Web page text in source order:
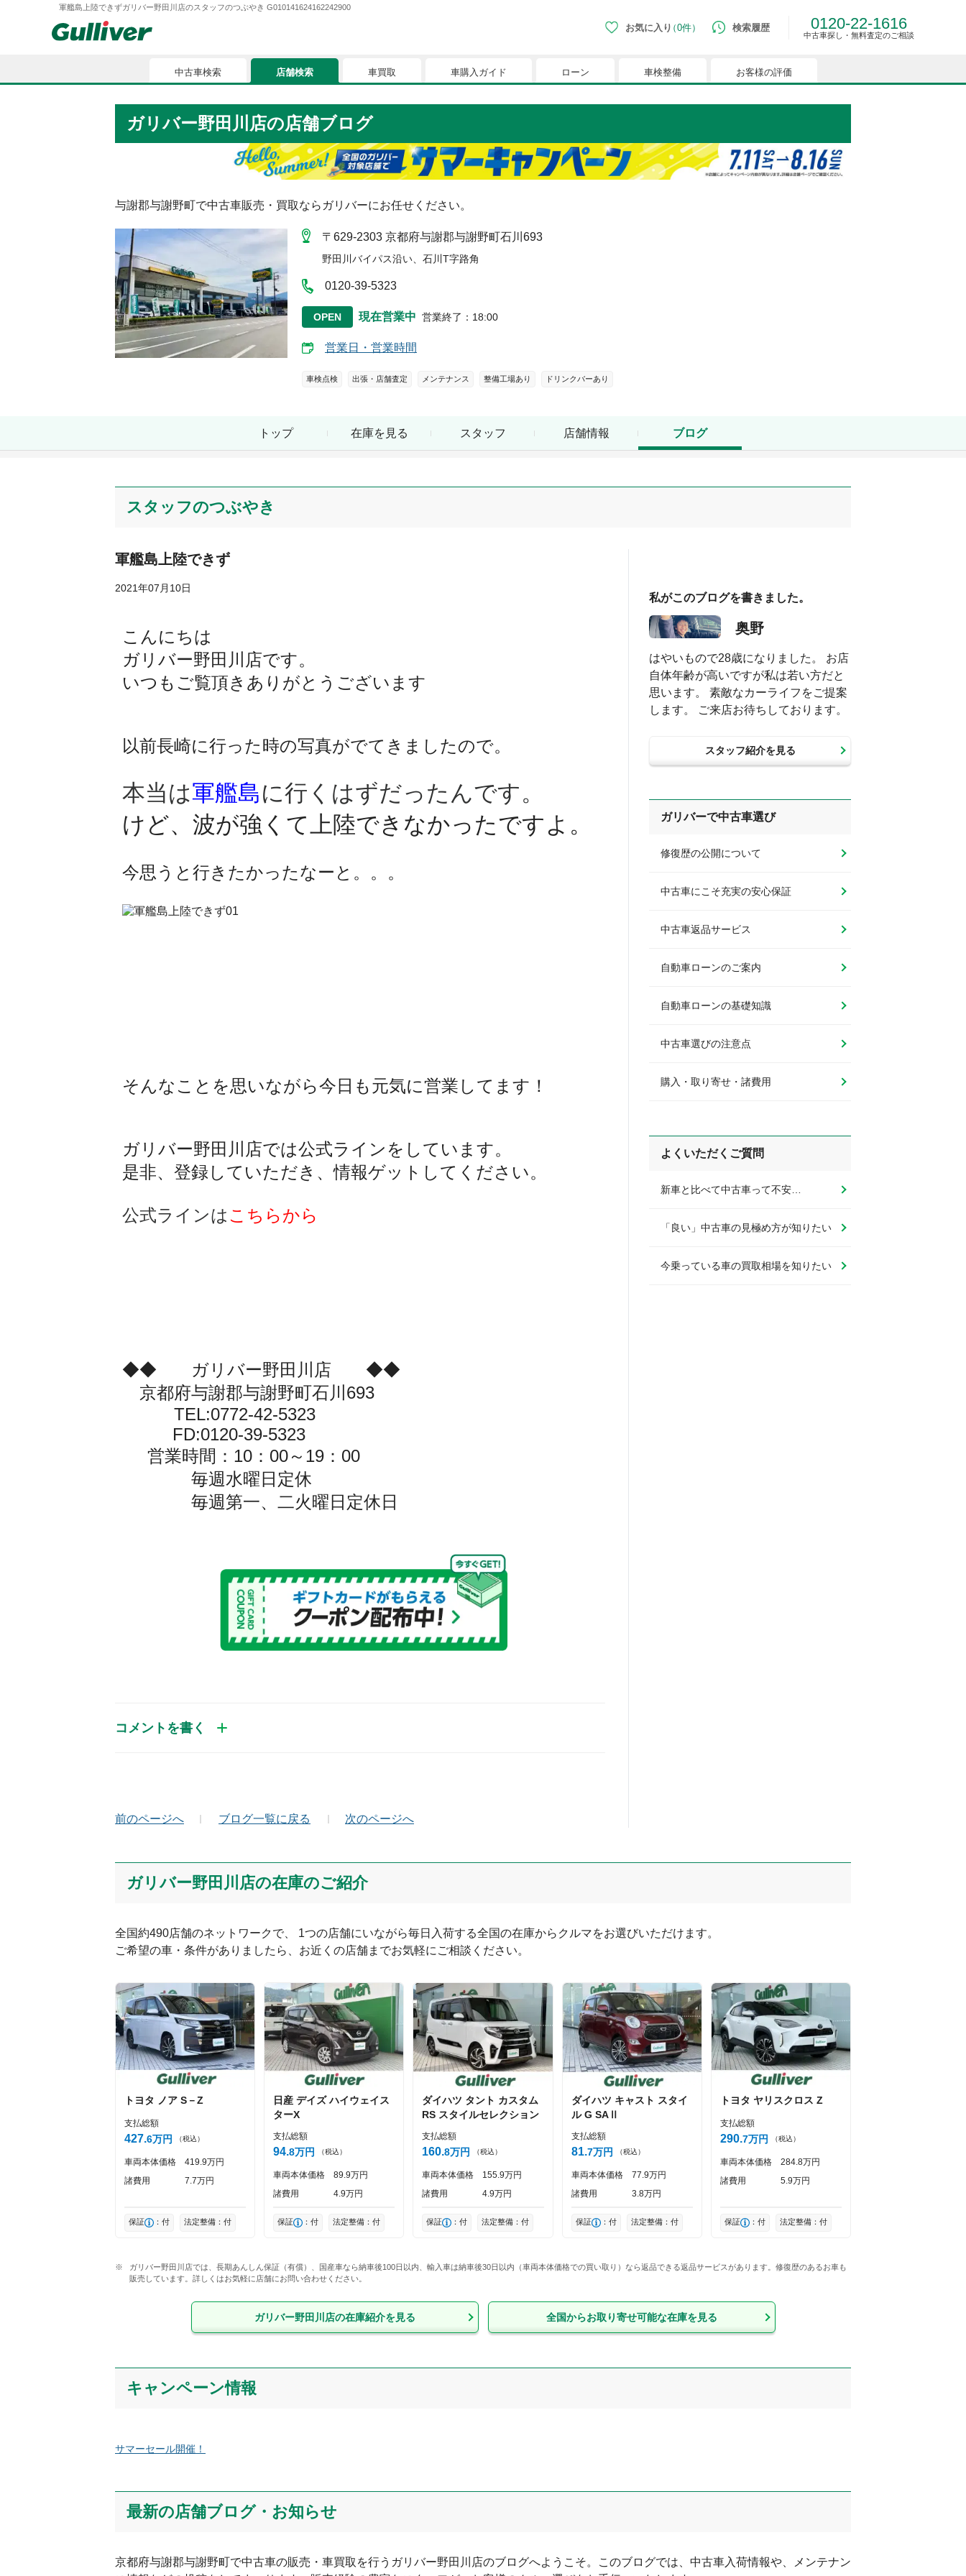
軍艦島上陸できずガリバー野田川店のスタッフのつぶやき G010141624162242900
お気に入り 0件
中古車検索
お客様の評価
現在、お気に入りに登録されているおクルマはございません。
お気に入りに登録すると、あなただけのお気に入りのクルマリストでいつでも簡単に比較ができるようになります。
※「お気に入り」の登録を可能にするためにCookie機能を有効にしてください。
検索履歴 0120-22-1616
中古車探し・無料査定のご相談
中古車検索 店舗検索 車買取 車購入ガイド ローン 車検整備 お客様の評価
ガリバー野田川店の店舗ブログ
与謝郡与謝野町で中古車販売・買取ならガリバーにお任せください。
〒629-2303 京都府与謝郡与謝野町石川693
野田川バイパス沿い、石川T字路角
0120-39-5323
OPEN 現在営業中 営業終了 ： 18:00
営業日・営業時間
車検点検 出張・店舗査定 メンテナンス 整備工場あり ドリンクバーあり
トップ 在庫を見る スタッフ 店舗情報 ブログ
スタッフのつぶやき
軍艦島上陸できず
2021年07月10日
こんにちは
ガリバー野田川店です。
いつもご覧頂きありがとうございます
以前長崎に行った時の写真がでてきましたので。
本当は軍艦島に行くはずだったんです。
けど、波が強くて上陸できなかったですよ。
今思うと行きたかったなーと。。。
そんなことを思いながら今日も元気に営業してます！
ガリバー野田川店では公式ラインをしています。
是非、登録していただき、情報ゲットしてください。
公式ラインはこちらから
◆◆ ガリバー野田川店 ◆◆
京都府与謝郡与謝野町石川693
TEL:0772-42-5323
FD:0120-39-5323
営業時間：10：00～19：00
毎週水曜日定休
毎週第一、二火曜日定休日
コメントを書く
Captcha
投稿する
前のページへ ブログ一覧に戻る 次のページへ
私がこのブログを書きました。
奥野
はやいもので28歳になりました。 お店
自体年齢が高いですが私は若い方だと
思います。 素敵なカーライフをご提案
します。 ご来店お待ちしております。
スタッフ紹介を見る
ガリバーで中古車選び
修復歴の公開について
中古車にこそ充実の安心保証
中古車返品サービス
自動車ローンのご案内
自動車ローンの基礎知識
中古車選びの注意点
購入・取り寄せ・諸費用
よくいただくご質問
新車と比べて中古車って不安…
「良い」中古車の見極め方が知りたい
今乗っている車の買取相場を知りたい
ガリバー野田川店の在庫のご紹介
全国約490店舗のネットワークで、 1つの店舗にいながら毎日入荷する全国の在庫からクルマをお選びいただけます。
ご希望の車・条件がありましたら、お近くの店舗までお気軽にご相談ください。
トヨタ ノア S－Z
支払総額
427 6万円 （税込）
車両本体価格 419 9万円
諸費用
7 7万円
保証 ：付 法定整備：付
日産 デイズ ハイウェイス
ターX
支払総額
94 8万円 （税込）
車両本体価格 89 9万円
諸費用
4 9万円
保証 ：付 法定整備：付
ダイハツ タント カスタム
RS スタイルセレクション
支払総額
160 8万円 （税込）
車両本体価格 155 9万円
諸費用
4 9万円
保証 ：付 法定整備：付
ダイハツ キャスト スタイ
ル G SAⅡ
支払総額
81 7万円 （税込）
車両本体価格 77 9万円
諸費用
3 8万円
保証 ：付 法定整備：付
トヨタ ヤリスクロス Z
支払総額
290 7万円 （税込）
車両本体価格 284 8万円
諸費用
5 9万円
保証 ：付 法定整備：付
ガリバー野田川店では、長期あんしん保証（有償）、国産車なら納車後100日以内、輸入車は納車後30日以内（車両本体価格での買い取り）なら返品できる返品サービスがあります。修復歴のあるお車も
販売しています。詳しくはお気軽に店舗にお問い合わせください。
ガリバー野田川店の在庫紹介を見る 全国からお取り寄せ可能な在庫を見る
キャンペーン情報
サマーセール開催！
最新の店舗ブログ・お知らせ
京都府与謝郡与謝野町で中古車の販売・車買取を行う ガリバー野田川店のブログへようこそ。このブログでは、中古車入荷情報や、メンテナン